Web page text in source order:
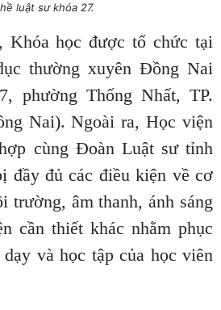
luật sư khóa 27.
Khóa học được tổ chức tại
thường xuyên Đồng Nai
phường Thống Nhất, TP.
Nai). Ngoài ra, Học viện
cùng Đoàn Luật sư tỉnh
đầy đủ các điều kiện về cơ
trường, âm thanh, ánh sáng
cần thiết khác nhằm phục
và học tập của học viên